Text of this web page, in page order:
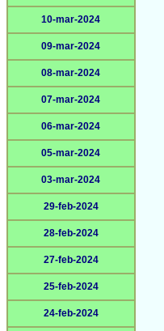
10-mar-2024
09-mar-2024
08-mar-2024
07-mar-2024
06-mar-2024
05-mar-2024
03-mar-2024
29-feb-2024
28-feb-2024
27-feb-2024
25-feb-2024
24-feb-2024